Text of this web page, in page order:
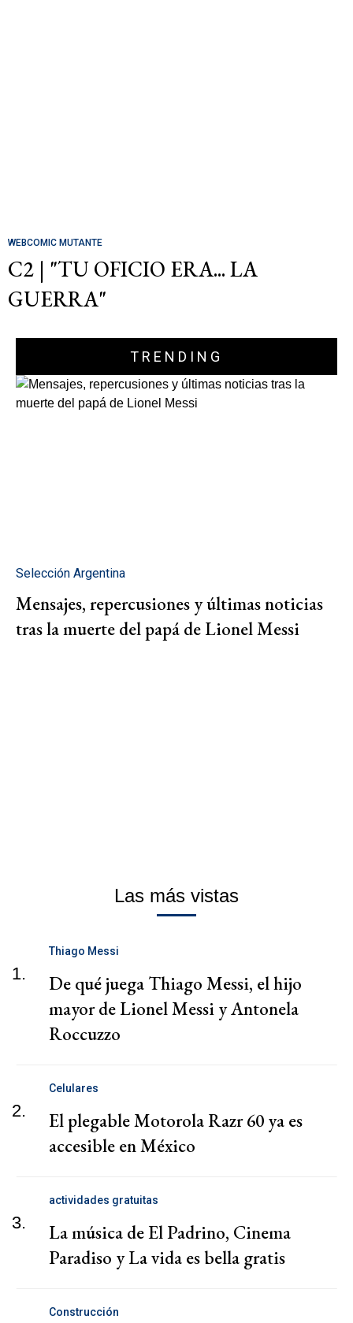
WEBCOMIC MUTANTE
C2 | "TU OFICIO ERA... LA
GUERRA"
TRENDING
Selección Argentina
Mensajes, repercusiones y últimas noticias
tras la muerte del papá de Lionel Messi
Las más vistas
1.
Thiago Messi
De qué juega Thiago Messi, el hijo
mayor de Lionel Messi y Antonela
Roccuzzo
2.
Celulares
El plegable Motorola Razr 60 ya es
accesible en México
3.
actividades gratuitas
La música de El Padrino, Cinema
Paradiso y La vida es bella gratis
Construcción